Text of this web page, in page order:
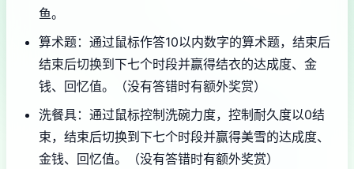
鱼。
算术题：通过鼠标作答10以内数字的算术题，结束后
结束后切换到下七个时段并赢得结衣的达成度、金
钱、回忆值。（没有答错时有额外奖赏）
洗餐具：通过鼠标控制洗碗力度，控制耐久度以0结
束，结束后切换到下七个时段并赢得美雪的达成度、
金钱、回忆值。（没有答错时有额外奖赏）